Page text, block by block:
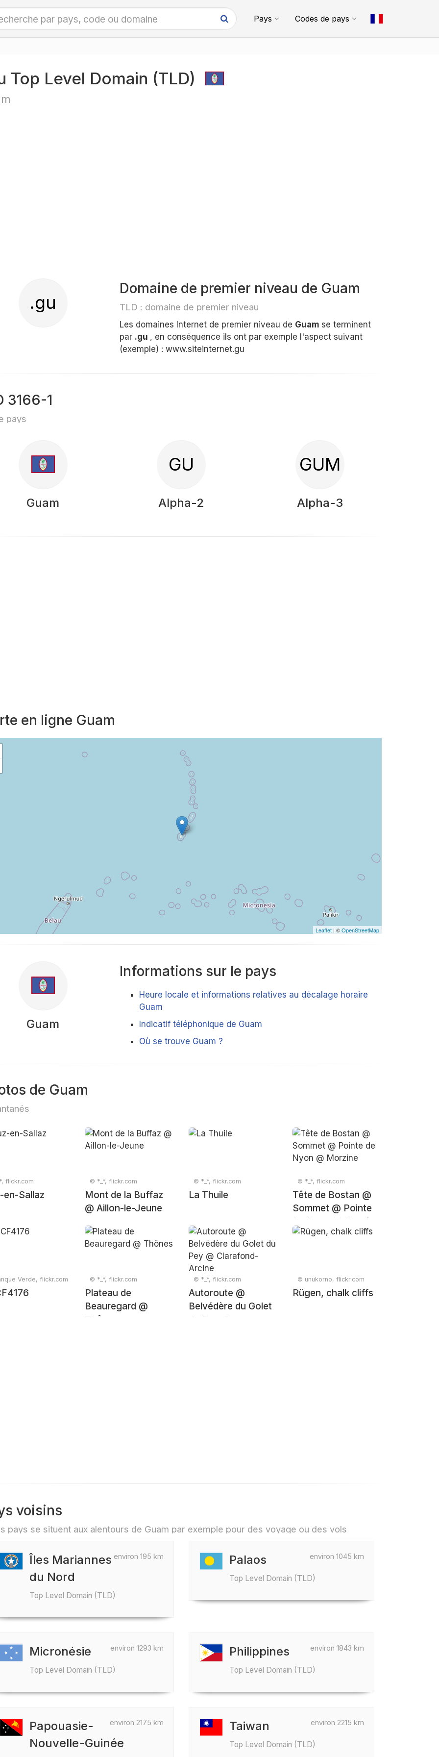
Pays Codes de pays
Top Level Domain (TLD)
.gu
Domaine de premier niveau de Guam
TLD : domaine de premier niveau
Les domaines Internet de premier niveau de Guam se terminent
par .gu , en conséquence ils ont par exemple l'aspect suivant
(exemple) : www.siteinternet.gu
3166-1
pays
Guam
GU
Alpha-2
GUM
Alpha-3
en ligne Guam
Leaflet | ©OpenStreetMap
Guam
Informations sur le pays
Heure locale et informations relatives au décalage horaire
Guam
Indicatif téléphonique de Guam
Où se trouve Guam ?
de Guam
flickr.com
en-Sallaz
© *_*, flickr.com
Mont de la Buffaz
@ Aillon-le-Jeune
© *_*, flickr.com
La Thuile
© *_*, flickr.com
Tête de Bostan @
Sommet @ Pointe
de Nyon @ Morzine
Verde, flickr.com © *_*, flickr.com
Plateau de
Beauregard @
Thônes
© *_*, flickr.com
Autoroute @
Belvédère du Golet
du Pey @
© unukorno, flickr.com
Rügen, chalk cliffs
voisins
pays se situent aux alentours de Guam par exemple pour des voyage ou des vols
environ 195 km
Îles Mariannes
du Nord
Top Level Domain (TLD)
environ 1045 km
Palaos
Top Level Domain (TLD)
environ 1293 km
Micronésie
Top Level Domain (TLD)
environ 1843 km
Philippines
Top Level Domain (TLD)
environ 2175 km
Papouasie-
Nouvelle-Guinée
environ 2215 km
Taiwan
Top Level Domain (TLD)